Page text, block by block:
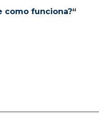
como funciona?“